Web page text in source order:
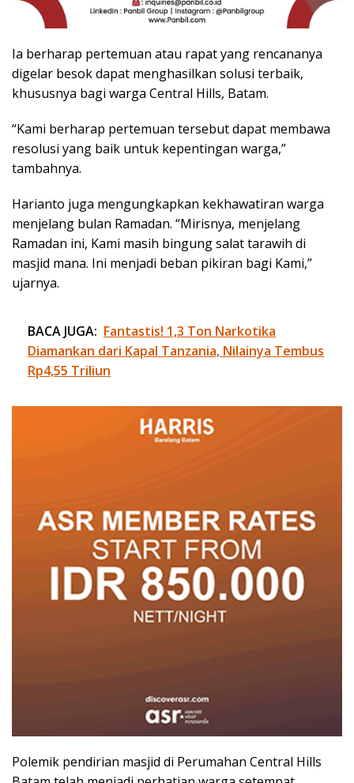
Ia berharap pertemuan atau rapat yang rencananya
digelar besok dapat menghasilkan solusi terbaik,
khususnya bagi warga Central Hills, Batam.
“Kami berharap pertemuan tersebut dapat membawa
resolusi yang baik untuk kepentingan warga,”
tambahnya.
Harianto juga mengungkapkan kekhawatiran warga
menjelang bulan Ramadan. “Mirisnya, menjelang
Ramadan ini, Kami masih bingung salat tarawih di
masjid mana. Ini menjadi beban pikiran bagi Kami,”
ujarnya.
BACA JUGA: Fantastis! 1,3 Ton Narkotika
Diamankan dari Kapal Tanzania, Nilainya Tembus
Rp4,55 Triliun
Polemik pendirian masjid di Perumahan Central Hills